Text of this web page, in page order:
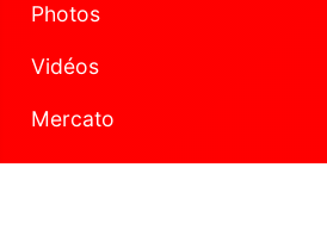
Photos
Vidéos
Mercato